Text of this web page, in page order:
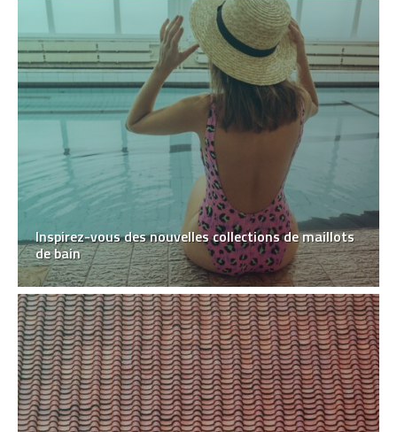
Inspirez-vous des nouvelles collections de maillots
de bain